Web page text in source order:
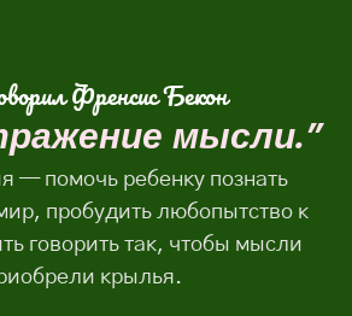
Френсис Бекон
мысли.”
— помочь ребенку познать
пробудить любопытство к
говорить так, чтобы мысли
крылья.